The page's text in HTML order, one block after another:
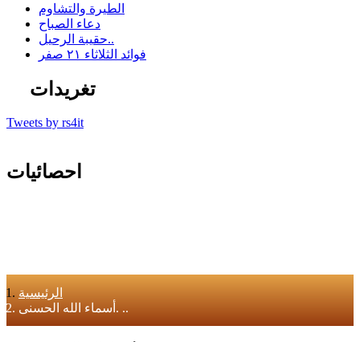
الطيرة والتشاوم
دعاء الصباح
حقيبة الرحيل..
فوائد الثلاثاء ٢١ صفر
تغريدات
Tweets by rs4it
احصائيات
الرئيسية
أسماء الله الحسنى. ..